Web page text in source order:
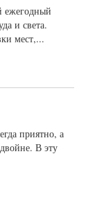
ежегодный
и света.
мест,...
приятно, а
В эту